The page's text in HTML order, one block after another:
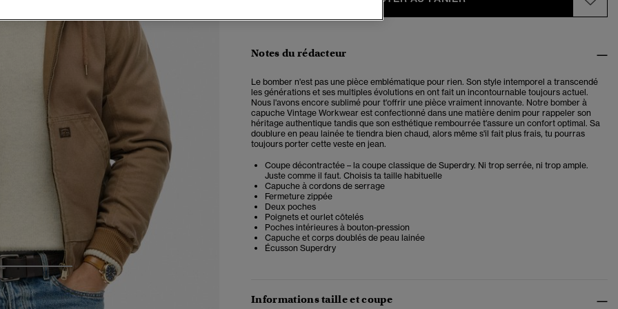
3 4 5
Notes du rédacteur
Le bomber n'est pas une pièce emblématique pour rien. Son style intemporel a transcendé
les générations et ses multiples évolutions en ont fait un incontournable toujours actuel.
Nous l'avons encore sublimé pour t'offrir une pièce vraiment innovante. Notre bomber à
capuche Vintage Workwear est confectionné dans une matière denim pour rappeler son
héritage authentique tandis que son esthétique rembourrée t'assure un confort optimal. Sa
doublure en peau lainée te tiendra bien chaud, alors même s'il fait plus frais, tu pourras
toujours porter cette veste en jean.
Coupe décontractée – la coupe classique de Superdry. Ni trop serrée, ni trop ample.
Juste comme il faut. Choisis ta taille habituelle
Capuche à cordons de serrage
Fermeture zippée
Deux poches
Poignets et ourlet côtelés
Poches intérieures à bouton-pression
Capuche et corps doublés de peau lainée
Écusson Superdry
Informations taille et coupe